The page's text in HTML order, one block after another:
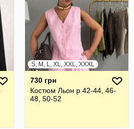
S, M, L, XL, XXL, XXXL
730 грн
Костюм Льон р 42-44, 46-
48, 50-52